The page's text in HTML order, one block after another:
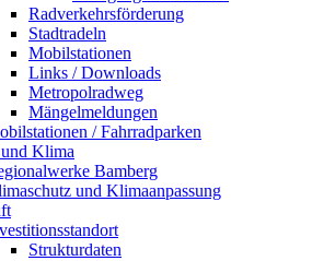
Radverkehrsförderung
Stadtradeln
Mobilstationen
Links / Downloads
Metropolradweg
Mängelmeldungen
/ Fahrradparken
Klima
Bamberg
und Klimaanpassung
Strukturdaten